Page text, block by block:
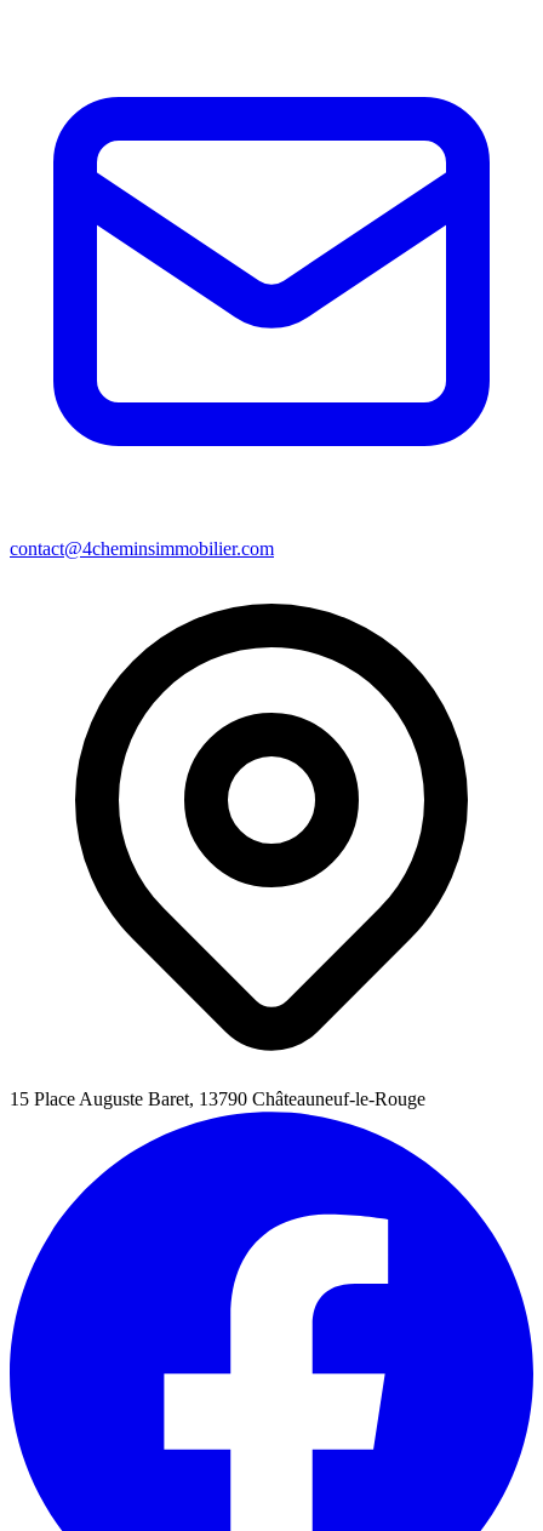
contact@4cheminsimmobilier.com
15 Place Auguste Baret, 13790 Châteauneuf-le-Rouge